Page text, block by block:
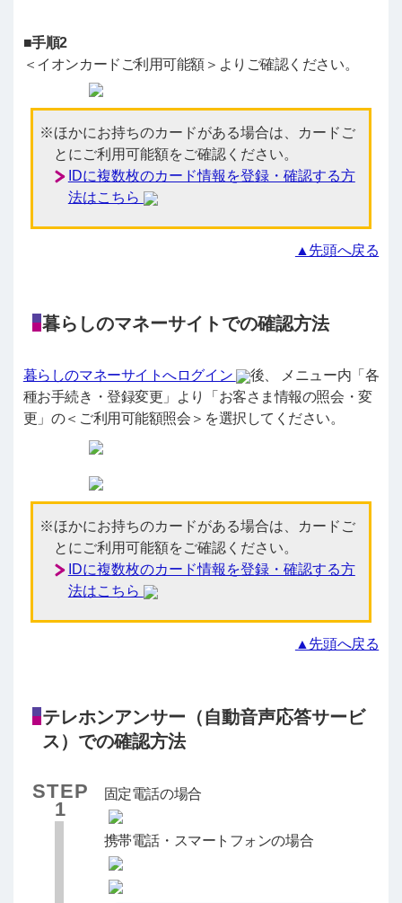
■手順2
＜イオンカードご利用可能額＞よりご確認ください。
ほかにお持ちのカードがある場合は、カードご
とにご利用可能額をご確認ください。
IDに複数枚のカード情報を登録・確認する方
法はこちら
▲先頭へ戻る
暮らしのマネーサイトでの確認方法
暮らしのマネーサイトへログイン
後、 メニュー内「各
種お手続き・登録変更」より「お客さま情報の照会・変
更」の＜ご利用可能額照会＞を選択してください。
ほかにお持ちのカードがある場合は、カードご
とにご利用可能額をご確認ください。
IDに複数枚のカード情報を登録・確認する方
法はこちら
▲先頭へ戻る
テレホンアンサー（自動音声応答サービ
ス）での確認方法
STEP
1
固定電話の場合
携帯電話・スマートフォンの場合